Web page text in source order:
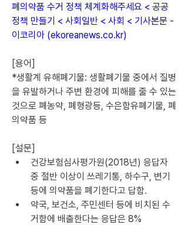
폐의약품 수거 정책 체계화해주세요 < 공공
정책 만들기 < 사회일반 < 사회 < 기사본문 -
이코리아 (ekoreanews.co.kr)
[용어]
*생활계 유해폐기물: 생활폐기물 중에서 질병
을 유발하거나 주변 환경에 피해를 줄 수 있는
것으로 폐농약, 폐형광등, 수은함유폐기물, 폐
의약품 등
[설문]
건강보험심사평가원(2018년) 응답자
중 절반 이상이 쓰레기통, 하수구, 변기
등에 의약품을 폐기한다고 답함.
약국, 보건소, 주민센터 등에 비치된 수
거함에 배출한다는 응답은 8%